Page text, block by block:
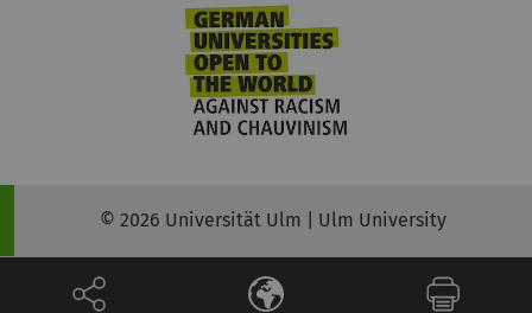
© 2026 Universität Ulm | Ulm University